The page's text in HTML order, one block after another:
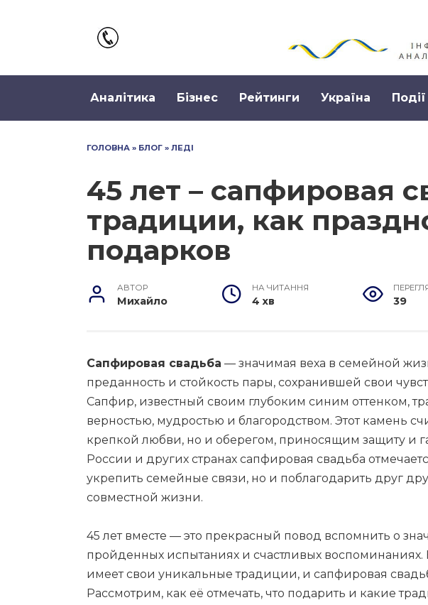
Аналітика Бізнес Рейтинги Україна Події
ГОЛОВНА » БЛОГ » ЛЕДІ
45 лет – сапфировая
традиции, как
подарков
АВТОР
Михайло
НА ЧИТАННЯ
4 хв 39
Сапфировая свадьба — значимая веха в семейной
преданность и стойкость пары, сохранившей свои
Сапфир, известный своим глубоким синим оттенком,
верностью, мудростью и благородством. Этот камень
крепкой любви, но и оберегом, приносящим защиту и
России и других странах сапфировая свадьба
укрепить семейные связи, но и поблагодарить друг
совместной жизни.
45 лет вместе — это прекрасный повод вспомнить о
пройденных испытаниях и счастливых
имеет свои уникальные традиции, и сапфировая
Рассмотрим, как её отмечать, что подарить и какие